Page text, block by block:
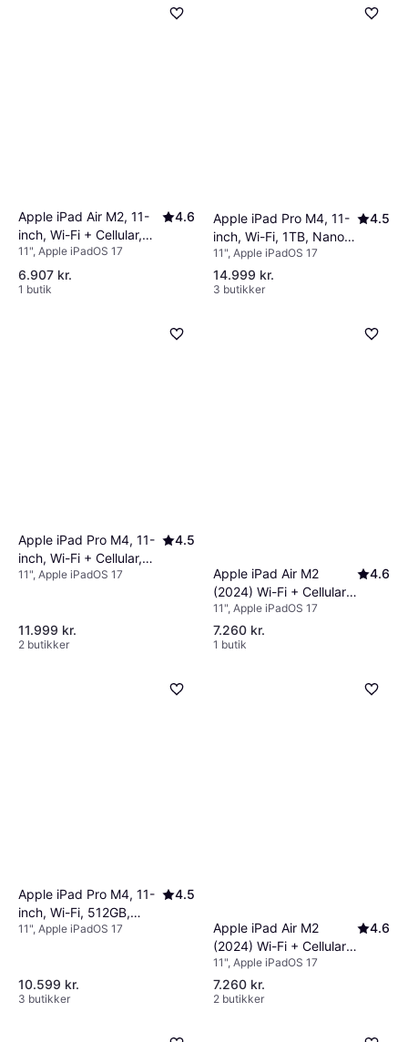
Apple iPad Air M2, 11-
inch, Wi-Fi + Cellular,
128GB Purple
4.6
11", Apple iPadOS 17
6.907 kr.
1 butik
Apple iPad Pro M4, 11-
inch, Wi-Fi, 1TB, Nano-
Texture Glass Space
Black
4.5
11", Apple iPadOS 17
14.999 kr.
3 butikker
Apple iPad Pro M4, 11-
inch, Wi-Fi + Cellular,
512GB, Standard Glass
4.5
11", Apple iPadOS 17
11.999 kr.
2 butikker
Apple iPad Air M2
(2024) Wi-Fi + Cellular
256GB 11" Space Grey
4.6
11", Apple iPadOS 17
7.260 kr.
1 butik
Apple iPad Pro M4, 11-
inch, Wi-Fi, 512GB,
Standard Glass Space
4.5
11", Apple iPadOS 17
10.599 kr.
3 butikker
Apple iPad Air M2
(2024) Wi-Fi + Cellular
256GB 11" Purple
4.6
11", Apple iPadOS 17
7.260 kr.
2 butikker